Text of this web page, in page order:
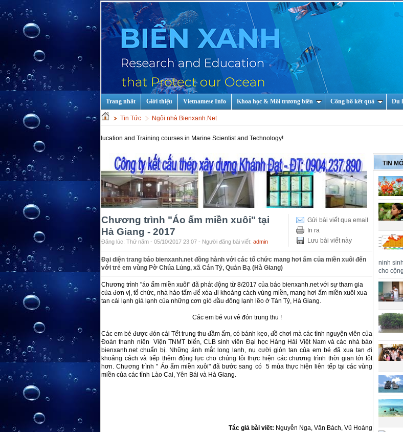
Trang nhất Giới thiệu Vietnamese Info Khoa học & Môi trương biển Công bố kết quả Du
Tin Tức Ngôi nhà Bienxanh.Net
Hot keys: Education and Training courses in Marine Scientist and Technology!
Gửi bài viết qua email
In ra
Lưu bài viết này
Chương trình "Áo ấm miền xuôi" tại
Hà Giang - 2017
Đăng lúc: Thứ năm - 05/10/2017 23:07 - Người đăng bài viết: admin
Đại diện trang báo bienxanh.net đồng hành với các tổ chức mang hơi ấm của miền xuôi đến
với trẻ em vùng Pờ Chúa Lủng, xã Cán Tỷ, Quản Bạ (Hà Giang)
Chương trình "áo ấm miền xuôi" đã phát động từ 8/2017 của báo bienxanh.net với sự tham gia
của đơn vị, tổ chức, nhà hảo tấm để xóa đi khoảng cách vùng miền, mang hơi ấm miền xuôi xua
tan cái lạnh giá lạnh của những cơn gió đầu đông lạnh lẽo ở Tán Tỷ, Hà Giang.
Các em bé vui vẻ đón trung thu !
Các em bé được đón cái Tết trung thu đầm ấm, có bánh kẹo, đồ chơi mà các tình nguyện viên của
Đoàn thanh niên Viện TNMT biển, CLB sinh viên Đại học Hàng Hải Việt Nam và các nhà báo
bienxanh.net chuẩn bị. Những ánh mắt long lanh, nụ cười giòn tan của em bé đã xua tan đi
khoảng cách và tiếp thêm động lực cho chúng tôi thực hiện các chương trình thời gian tới tốt
hơn. Chương trình " Áo ấm miền xuôi" đã bước sang có 5 mùa thực hiện liên tếp tại các vùng
miền của các tỉnh Lào Cai, Yên Bái và Hà Giang.
Tác giả bài viết: Nguyễn Nga, Văn Bách, Vũ Hoàng
TIN
ninh
cho